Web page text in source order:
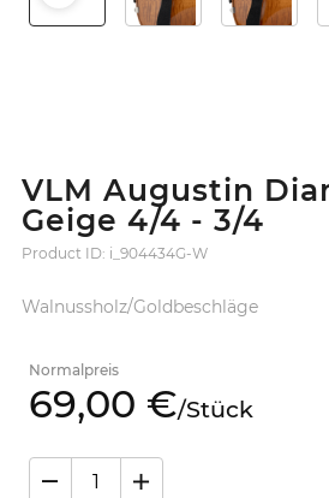
VLM Augustin
Geige 4/4 - 3/4
Product ID: i_904434G-W
Walnussholz/Goldbeschläge
Normalpreis
69,00 €/Stück